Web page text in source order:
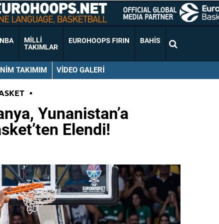
NBA
MILLI
TAKIMLAR
EUROHOOPS FIRIN BAHIS
TAKIMIM VIDEO GALERI
•
Yunanistan’a
Elendi!